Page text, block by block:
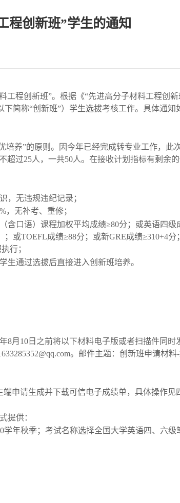
程创新班”学生的通知
工程创新班”。根据《“先进高分子材料工程创新
下简称“创新班”）学生选拔考核工作。具体通知
培养”的原则。 因今年已经完成转专业工作，此
超过25人 ，一共50人。在接收计划指标有剩余
，无违规违纪记录；
，无补考、重修；
含口语）课程加权平均成绩≥80分；或英语四级
或TOEFL成绩≥88分；或新GRE成绩≥310+4分
行；
生通过选拔后直接进入创新班培养。
8月10 日之前将以下材料电子版或者扫描件同时
。邮件主题：创新班申请材料
申请生成并下载可信电子成绩单，具体操作见
提供：
年秋季；考试名称选择全国大学英语四、六级